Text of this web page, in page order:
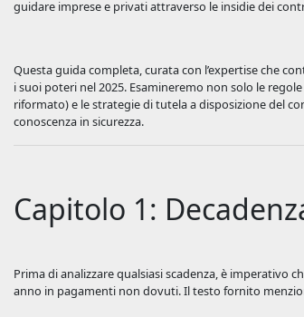
guidare imprese e privati attraverso le insidie dei
Questa guida completa, curata con l’expertise che
i suoi poteri nel 2025. Esamineremo non solo le
riformato) e le strategie di tutela a disposizione del
conoscenza in sicurezza.
Capitolo 1:
Prima di analizzare qualsiasi scadenza, è imperativo
anno in pagamenti non dovuti. Il testo fornito